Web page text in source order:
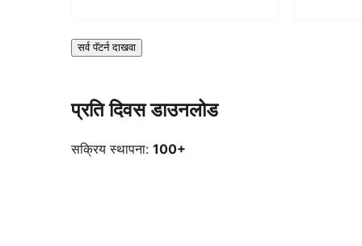
सर्व पॅटर्न दाखवा
प्रति दिवस डाउनलोड
सक्रिय स्थापना: 100+